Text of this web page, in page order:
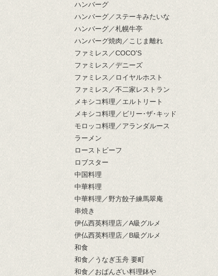
ハンバーグ
ハンバーグ／ステーキみたいな
ハンバーグ／札幌牛亭
ハンバーグ焼肉／こじま離れ
ファミレス／COCO'S
ファミレス／デニーズ
ファミレス／ロイヤルホスト
ファミレス／不二家レストラン
メキシコ料理／エルトリート
メキシコ料理／ビリー･ザ･キッド
モロッコ料理／アランダルース
ラーメン
ローストビーフ
ロブスター
中国料理
中華料理
中華料理／野方餃子練馬翠庵
串焼き
伊仏西英料理店／A級グルメ
伊仏西英料理店／B級グルメ
和食
和食／うなぎ玉舟 要町
和食／おばんざい料理鉢や